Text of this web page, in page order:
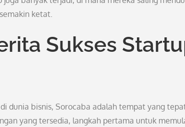
ketat.
Sukses
dunia bisnis, Sorocaba adalah tempat yang
yang tersedia, langkah pertama untuk